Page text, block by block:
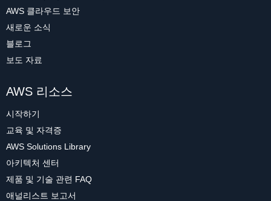
AWS 클라우드 보안
새로운 소식
블로그
보도 자료
AWS 리소스
시작하기
교육 및 자격증
AWS Solutions Library
아키텍처 센터
제품 및 기술 관련 FAQ
애널리스트 보고서